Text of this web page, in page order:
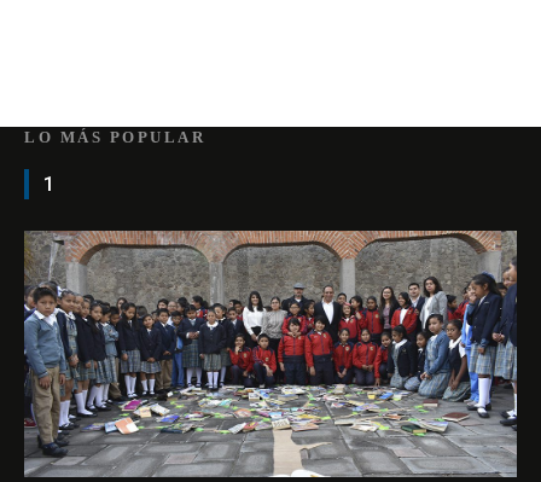
LO MÁS POPULAR
1